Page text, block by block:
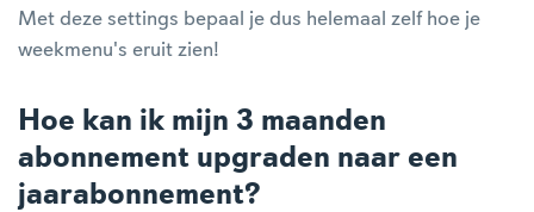
Met deze settings bepaal je dus helemaal zelf hoe je
weekmenu's eruit zien!
Hoe kan ik mijn 3 maanden
abonnement upgraden naar een
jaarabonnement?